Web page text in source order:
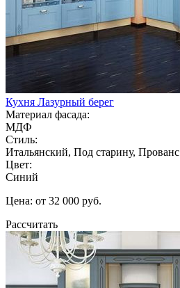
Кухня Лазурный берег
Материал фасада:
МДФ
Стиль:
Итальянский, Под старину, Прованс
Цвет:
Синий
Цена: от 32 000 руб.
Рассчитать